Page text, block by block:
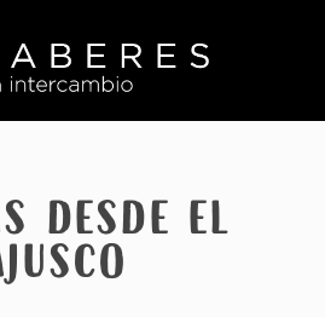
desde el